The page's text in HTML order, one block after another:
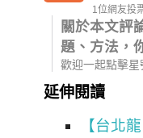
1位網友投
關於本文評
題、方法，
歡迎一起點擊星
延伸閱讀
【台北